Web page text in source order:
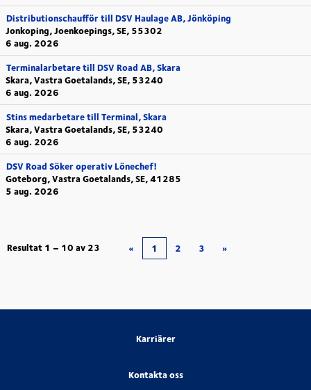
Distributionschaufför till DSV Haulage AB, Jönköping
Jonkoping, Joenkoepings, SE, 55302
6 aug. 2026
Terminalarbetare till DSV Road AB, Skara
Skara, Vastra Goetalands, SE, 53240
6 aug. 2026
Stins medarbetare till Terminal, Skara
Skara, Vastra Goetalands, SE, 53240
6 aug. 2026
DSV Road Söker operativ Lönechef!
Goteborg, Vastra Goetalands, SE, 41285
5 aug. 2026
Resultat 1 – 10 av 23 « 1 2 3 »
Karriärer
Kontakta oss